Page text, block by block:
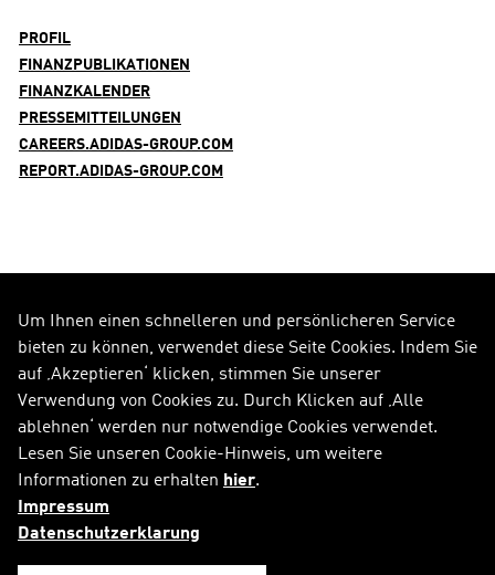
PROFIL
FINANZPUBLIKATIONEN
FINANZKALENDER
PRESSEMITTEILUNGEN
CAREERS.ADIDAS-GROUP.COM
REPORT.ADIDAS-GROUP.COM
FOLGE UNS AUF
Alle Social Media Kanäle
Sitemap
Impressum
Um Ihnen einen schnelleren und persönlicheren Service
bieten zu können, verwendet diese Seite Cookies. Indem Sie
auf ‚Akzeptieren‘ klicken, stimmen Sie unserer
Verwendung von Cookies zu. Durch Klicken auf ‚Alle
ablehnen‘ werden nur notwendige Cookies verwendet.
Lesen Sie unseren Cookie-Hinweis, um weitere
Informationen zu erhalten hier.
Impressum
Datenschutzerklarung